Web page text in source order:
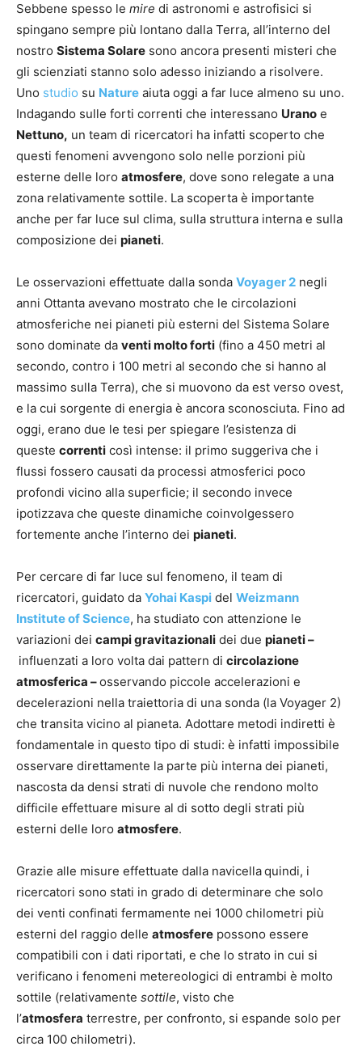
Sebbene spesso le mire di astronomi e astrofisici si
spingano sempre più lontano dalla Terra, all’interno del
nostro Sistema Solare sono ancora presenti misteri che
gli scienziati stanno solo adesso iniziando a risolvere.
Uno studio su Nature aiuta oggi a far luce almeno su uno.
Indagando sulle forti correnti che interessano Urano e
Nettuno, un team di ricercatori ha infatti scoperto che
questi fenomeni avvengono solo nelle porzioni più
esterne delle loro atmosfere, dove sono relegate a una
zona relativamente sottile. La scoperta è importante
anche per far luce sul clima, sulla struttura interna e sulla
composizione dei pianeti.
Le osservazioni effettuate dalla sonda Voyager 2 negli
anni Ottanta avevano mostrato che le circolazioni
atmosferiche nei pianeti più esterni del Sistema Solare
sono dominate da venti molto forti (fino a 450 metri al
secondo, contro i 100 metri al secondo che si hanno al
massimo sulla Terra), che si muovono da est verso ovest,
e la cui sorgente di energia è ancora sconosciuta. Fino ad
oggi, erano due le tesi per spiegare l’esistenza di
queste correnti così intense: il primo suggeriva che i
flussi fossero causati da processi atmosferici poco
profondi vicino alla superficie; il secondo invece
ipotizzava che queste dinamiche coinvolgessero
fortemente anche l’interno dei pianeti.
Per cercare di far luce sul fenomeno, il team di
ricercatori, guidato da Yohai Kaspi del Weizmann
Institute of Science, ha studiato con attenzione le
variazioni dei campi gravitazionali dei due pianeti –
influenzati a loro volta dai pattern di circolazione
atmosferica –osservando piccole accelerazioni e
decelerazioni nella traiettoria di una sonda (la Voyager 2)
che transita vicino al pianeta. Adottare metodi indiretti è
fondamentale in questo tipo di studi: è infatti impossibile
osservare direttamente la parte più interna dei pianeti,
nascosta da densi strati di nuvole che rendono molto
difficile effettuare misure al di sotto degli strati più
esterni delle loro atmosfere.
Grazie alle misure effettuate dalla navicellaquindi, i
ricercatori sono stati in grado di determinare che solo
dei venti confinati fermamente nei 1000 chilometri più
esterni del raggio delle atmosfere possono essere
compatibili con i dati riportati, e che lo strato in cui si
verificano i fenomeni metereologici di entrambi è molto
sottile (relativamente sottile, visto che
l’atmosfera terrestre, per confronto, si espande solo per
circa 100 chilometri).